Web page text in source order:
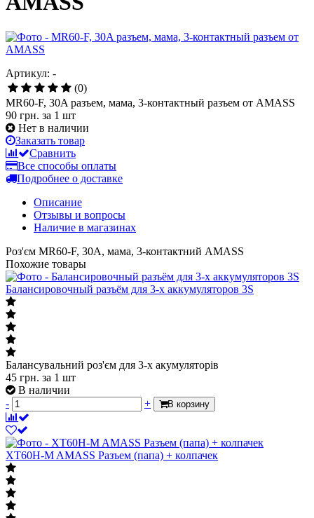
Артикул: -
(0)
MR60-F, 30A разъем, мама, 3-контактный разъем от AMASS
90 грн. за 1 шт
Нет в наличии
Заказать товар
Сравнить
Все способы оплаты
Подробнее о доставке
Описание
Отзывы и вопросы
Наличие в магазинах
Роз'єм MR60-F, 30A, мама, 3-контактний AMASS
Похожие товары
Балансировочный разъём для 3-х аккумуляторов 3S
Балансувальний роз'єм для 3-х акумуляторів
45 грн. за 1 шт
В наличии
-
+ В корзину
XT60H-M AMASS Разъем (папа) + колпачек